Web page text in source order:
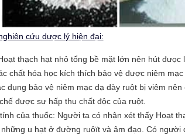
cứu dược lý hiện đại:
thạch hạt nhỏ tổng bề mặt lớn nên hút đưọc
chất hóa học kích thích bảo vệ được niêm
dụng bảo vệ niêm mạc dạ dày ruột bị viêm nên
được sự hấp thu chất độc của ruột.
của thuốc: Người ta có nhận xét thấy Hoạt
u hạt ở đường ruôït và âm đạo. Có người